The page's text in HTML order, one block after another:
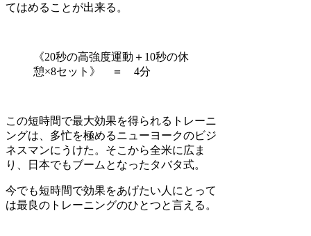
てはめることが出来る。
《20秒の高強度運動＋10秒の休
憩×8セット》 ＝ 4分
この短時間で最大効果を得られるトレーニ
ングは、多忙を極めるニューヨークのビジ
ネスマンにうけた。そこから全米に広ま
り、日本でもブームとなったタバタ式。
今でも短時間で効果をあげたい人にとって
は最良のトレーニングのひとつと言える。